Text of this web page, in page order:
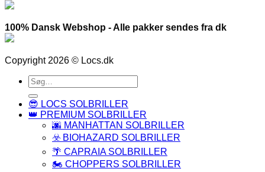
100% Dansk Webshop - Alle pakker sendes fra dk
Copyright 2026 © Locs.dk
Søg
efter:
😎 LOCS SOLBRILLER
👑 PREMIUM SOLBRILLER
🌆 MANHATTAN SOLBRILLER
☣️ BIOHAZARD SOLBRILLER
🌴 CAPRAIA SOLBRILLER
🏍️ CHOPPERS SOLBRILLER